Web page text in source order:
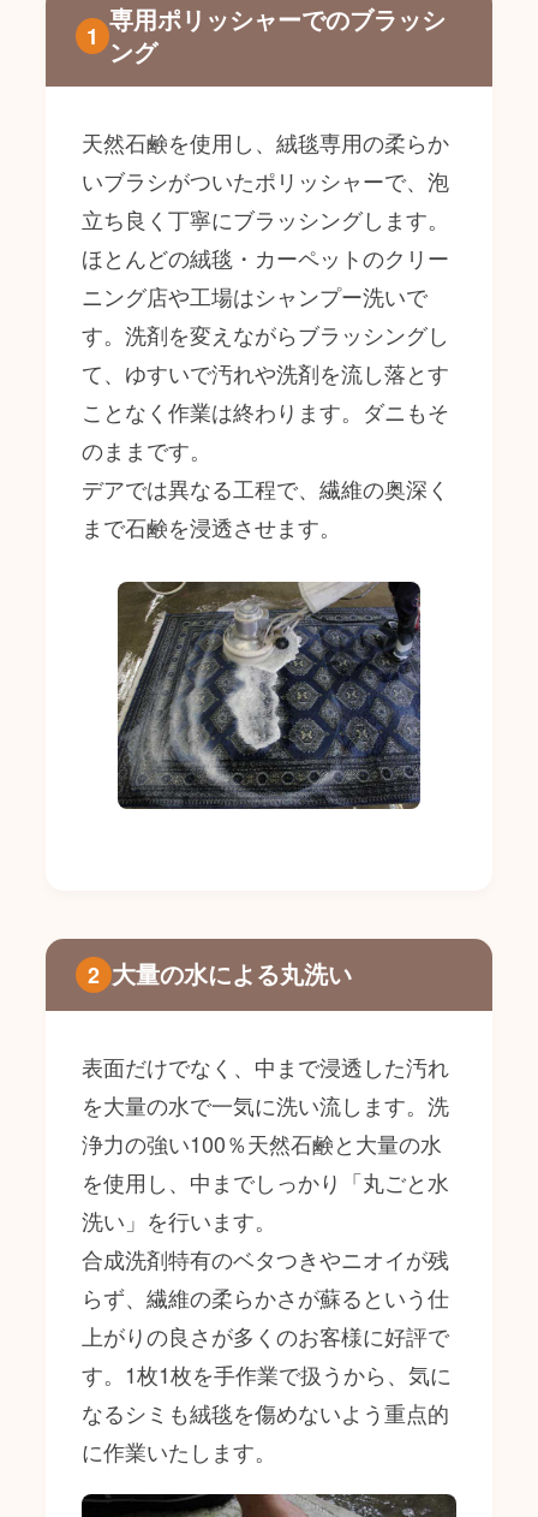
1 専用ポリッシャーでのブラッシ
ング
天然石鹸を使用し、絨毯専用の柔らか
いブラシがついたポリッシャーで、泡
立ち良く丁寧にブラッシングします。
ほとんどの絨毯・カーペットのクリー
ニング店や工場はシャンプー洗いで
す。洗剤を変えながらブラッシングし
て、ゆすいで汚れや洗剤を流し落とす
ことなく作業は終わります。ダニもそ
のままです。
デアでは異なる工程で、繊維の奥深く
まで石鹸を浸透させます。
2 大量の水による丸洗い
表面だけでなく、中まで浸透した汚れ
を大量の水で一気に洗い流します。洗
浄力の強い100％天然石鹸と大量の水
を使用し、中までしっかり「丸ごと水
洗い」を行います。
合成洗剤特有のベタつきやニオイが残
らず、繊維の柔らかさが蘇るという仕
上がりの良さが多くのお客様に好評で
す。1枚1枚を手作業で扱うから、気に
なるシミも絨毯を傷めないよう重点的
に作業いたします。